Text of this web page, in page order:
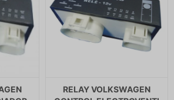
RELAY VOLKSWAGEN